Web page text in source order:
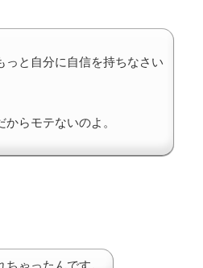
っと自分に自信を持ちなさい
からモテないのよ。
ちゃったんです。